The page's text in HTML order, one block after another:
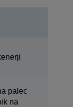
palec
na